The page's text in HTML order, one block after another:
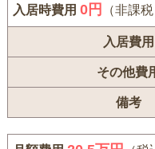
入居時費用0 円 （非課税
入居費用
その他費
備考